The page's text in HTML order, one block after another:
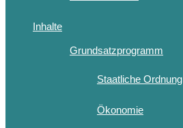
Inhalte
Grundsatzprogramm
Staatliche Ordnung
Ökonomie